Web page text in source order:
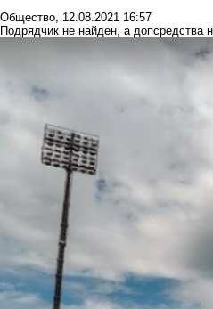
Общество, 12.08.2021 16:57
Подрядчик не найден, а допсредства